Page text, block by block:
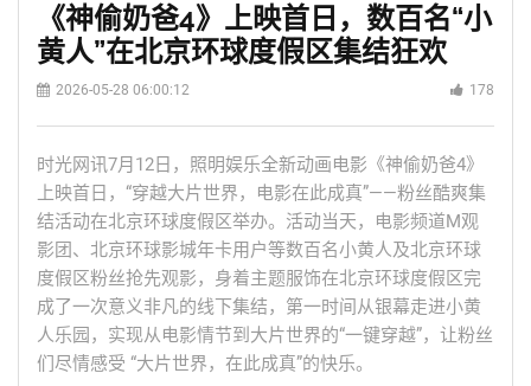
《神偷奶爸4》上映首日，数百名“小
黄人”在北京环球度假区集结狂欢
2026-05-28 06:00:12 178
时光网讯7月12日，照明娱乐全新动画电影《神偷奶爸4》
上映首日，“穿越大片世界，电影在此成真”——粉丝酷爽集
结活动在北京环球度假区举办。活动当天，电影频道M观
影团、北京环球影城年卡用户等数百名小黄人及北京环球
度假区粉丝抢先观影，身着主题服饰在北京环球度假区完
成了一次意义非凡的线下集结，第一时间从银幕走进小黄
人乐园，实现从电影情节到大片世界的“一键穿越”，让粉丝
们尽情感受 “大片世界，在此成真”的快乐。